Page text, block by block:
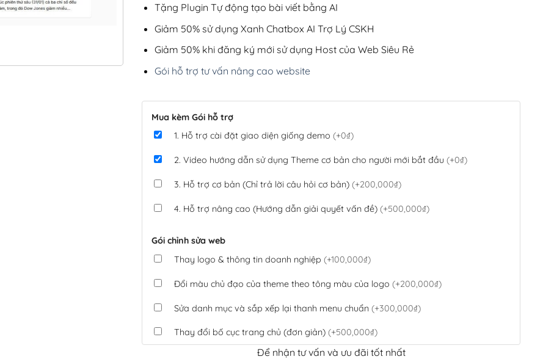
Tặng Plugin Tự động tạo bài viết bằng AI
Giảm 50% sử dụng Xanh Chatbox AI Trợ Lý CSKH
Giảm 50% khi đăng ký mới sử dụng Host của Web Siêu Rẻ
Gói hỗ trợ tư vấn nâng cao website
Mua kèm Gói hỗ trợ
1. Hỗ trợ cài đặt giao diện giống demo (+0₫)
2. Video hướng dẫn sử dụng Theme cơ bản cho người mới bắt đầu (+0₫)
3. Hỗ trợ cơ bản (Chỉ trả lời câu hỏi cơ bản) (+200,000₫)
4. Hỗ trợ nâng cao (Hướng dẫn giải quyết vấn đề) (+500,000₫)
Gói chỉnh sửa web
Thay logo & thông tin doanh nghiệp (+100,000₫)
Đổi màu chủ đạo của theme theo tông màu của logo (+200,000₫)
Sửa danh mục và sắp xếp lại thanh menu chuẩn (+300,000₫)
Thay đổi bố cục trang chủ (đơn giản) (+500,000₫)
Tích hợp thanh toán QR Code ngân hàng(+100,000₫)
Để nhận tư vấn và ưu đãi tốt nhất